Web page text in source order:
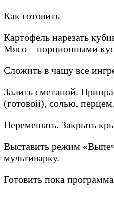
Как готовить
Картофель нарезать
Мясо – порционными
Сложить в чашу все
Залить сметаной.
(готовой), солью, перцем.
Перемешать. Закрыть
Выставить режим
мультиварку.
Готовить пока